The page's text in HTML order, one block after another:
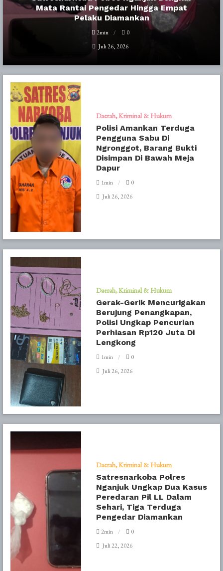
Mata Rantai Pengedar Hingga Empat
Pelaku Diamankan
2min
0
Juli 26, 2026
Daerah Kriminal & Hukum
Polisi Amankan Terduga
Pengguna Sabu Di
Ngronggot, Barang Bukti
Disimpan Di Bawah Meja
Dapur
1min
0
Juli 26, 2026
Daerah Kriminal & Hukum
Gerak-Gerik Mencurigakan
Berujung Penangkapan,
Polisi Ungkap Pencurian
Perhiasan Rp120 Juta Di
Lengkong
1min
0
Juli 26, 2026
Daerah Kriminal & Hukum
Satresnarkoba Polres
Nganjuk Ungkap Dua Kasus
Peredaran Pil LL Dalam
Sehari, Tiga Terduga
Pengedar Diamankan
2min
0
Juli 22, 2026